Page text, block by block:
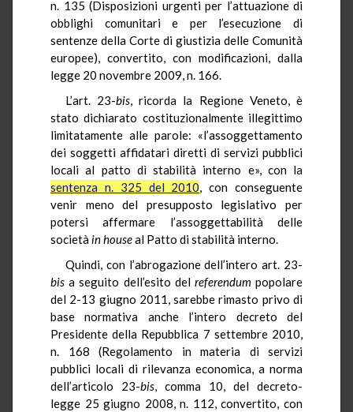
n. 135 (Disposizioni urgenti per l’attuazione di
obblighi comunitari e per l’esecuzione di
sentenze della Corte di giustizia delle Comunità
europee), convertito, con modificazioni, dalla
legge 20 novembre 2009, n. 166.
L’art. 23-bis, ricorda la Regione Veneto, è
stato dichiarato costituzionalmente illegittimo
limitatamente alle parole: «l’assoggettamento
dei soggetti affidatari diretti di servizi pubblici
locali al patto dì stabilità interno e», con la
sentenza n. 325 del 2010, con conseguente
venir meno del presupposto legislativo per
potersi affermare l’assoggettabilità delle
societàinhouseal Patto di stabilità interno.
Quindi, con l’abrogazione dell’intero art. 23-
bisa seguito dell’esito del referendumpopolare
del 2-13 giugno 2011, sarebbe rimasto privo di
base normativa anche l’intero decreto del
Presidente della Repubblica 7 settembre 2010,
n. 168 (Regolamento in materia di servizi
pubblici locali di rilevanza economica, a norma
dell’articolo 23-bis, comma 10, del decreto-
legge 25 giugno 2008, n. 112, convertito, con